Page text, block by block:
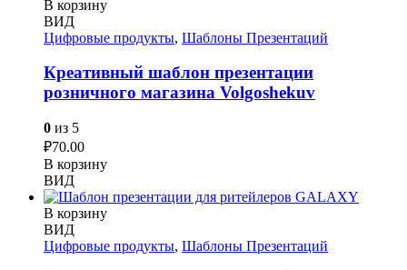
В корзину
ВИД
Цифровые продукты, Шаблоны Презентаций
Креативный шаблон презентации
розничного магазина Volgoshekuv
0 из 5
₽70.00
В корзину
ВИД
В корзину
ВИД
Цифровые продукты, Шаблоны Презентаций